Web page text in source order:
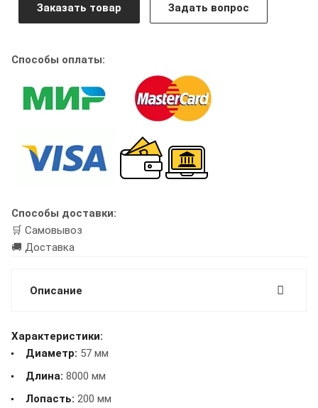
Заказать товар Задать вопрос
Способы оплаты:
Способы доставки:
🛒 Самовывоз
🚚 Доставка
Описание
Характеристики:
Диаметр: 57 мм
Длина: 8000 мм
Лопасть: 200 мм